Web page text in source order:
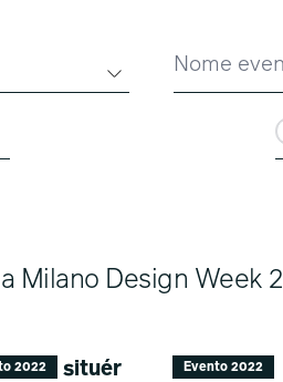
Milano Design Week
2022
situér
Evento 2022